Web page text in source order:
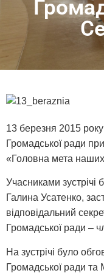
13 березня 2015
Громадської ради
«Головна мета наших
Учасниками зустрічі
Галина Усатенко,
відповідальний
Громадської ради –
На зустрічі було
Громадської ради та